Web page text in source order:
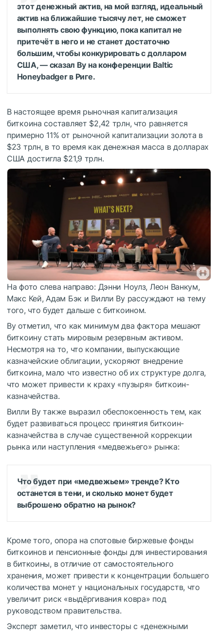
этот денежный актив, на мой взгляд, идеальный
актив на ближайшие тысячу лет, не сможет
выполнять свою функцию, пока капитал не
притечёт в него и не станет достаточно
большим, чтобы конкурировать с долларом
США, — сказал Ву на конференции Baltic
Honeybadger в Риге.
В настоящее время рыночная капитализация
биткоина составляет $2,42 трлн, что равняется
примерно 11% от рыночной капитализации золота в
$23 трлн, в то время как денежная масса в долларах
США достигла $21,9 трлн.
На фото слева направо: Дэнни Ноулз, Леон Ванкум,
Макс Кей, Адам Бэк и Вилли Ву рассуждают на тему
того, что будет дальше с биткоином.
Ву отметил, что как минимум два фактора мешают
биткоину стать мировым резервным активом.
Несмотря на то, что компании, выпускающие
казначейские облигации, ускоряют внедрение
биткоина, мало что известно об их структуре долга,
что может привести к краху «пузыря» биткоин-
казначейства.
Вилли Ву также выразил обеспокоенность тем, как
будет развиваться процесс принятия биткоин-
казначейства в случае существенной коррекции
рынка или наступления «медвежьего» рынка:
Что будет при «медвежьем» тренде? Кто
останется в тени, и сколько монет будет
выброшено обратно на рынок?
Кроме того, опора на спотовые биржевые фонды
биткоинов и пенсионные фонды для инвестирования
в биткоины, в отличие от самостоятельного
хранения, может привести к концентрации большего
количества монет у национальных государств, что
увеличит риск «выдёргивания ковра» под
руководством правительства.
Эксперт заметил, что инвесторы с «денежными